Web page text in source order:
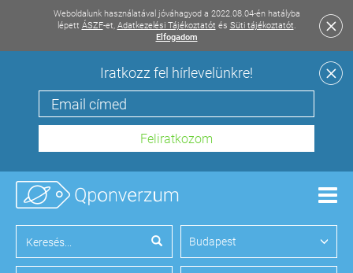
Weboldalunk használatával jóváhagyod a 2022.08.04-én hatályba
lépett ÁSZF-et, Adatkezelési Tájékoztatót és Süti tájékoztatót.
Elfogadom
Iratkozz fel hírlevelünkre!
Budapest